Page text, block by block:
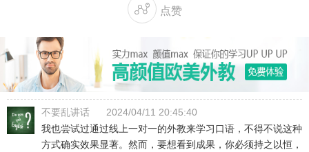
 点赞
不要乱讲话
2024/04/11 20:45:40
我也尝试过通过线上一对一的外教来学习口语，不得不说这种
方式确实效果显著。然而，要想看到成果，你必须持之以恒，